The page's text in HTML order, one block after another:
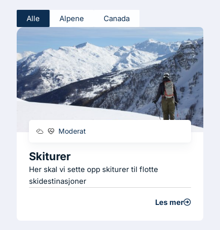
Alpene Canada
Alle
Moderat
Skiturer
Her skal vi sette opp skiturer til flotte
skidestinasjoner
Les mer